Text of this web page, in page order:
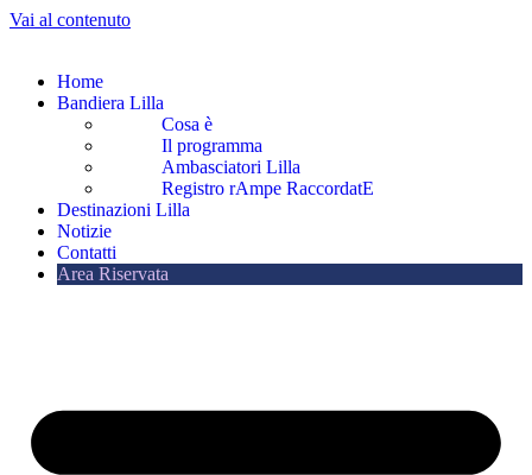
Vai al contenuto
Home
Bandiera Lilla
Cosa è
Il programma
Ambasciatori Lilla
Registro rAmpe RaccordatE
Destinazioni Lilla
Notizie
Contatti
Area Riservata